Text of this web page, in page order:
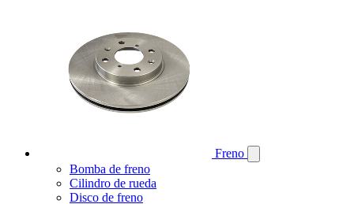
Freno
Bomba de freno
Cilindro de rueda
Disco de freno